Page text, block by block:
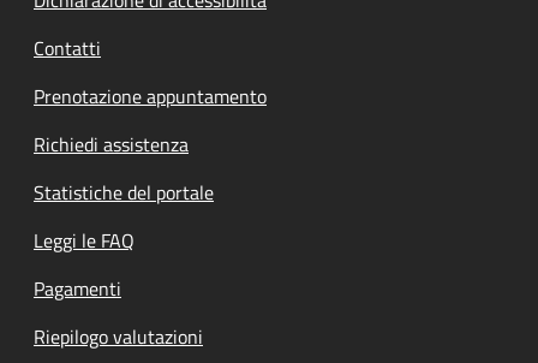
Contatti
Prenotazione appuntamento
Richiedi assistenza
Statistiche del portale
Leggi le FAQ
Pagamenti
Riepilogo valutazioni